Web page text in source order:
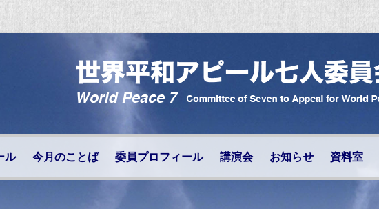
コンテンツへ移動
ル 今月のことば 委員プロフィール 講演会 お知らせ 資料室